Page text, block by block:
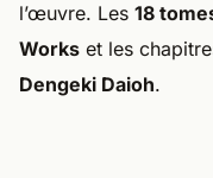
l’œuvre. Les 18
Works et les
Dengeki Daioh.